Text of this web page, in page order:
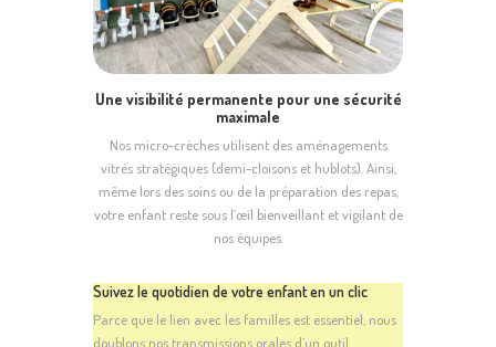
Une visibilité permanente pour une sécurité
maximale
Nos micro-crèches utilisent des aménagements
vitrés stratégiques (demi-cloisons et hublots). Ainsi,
même lors des soins ou de la préparation des repas,
votre enfant reste sous l’œil bienveillant et vigilant de
nos équipes.
Suivez le quotidien de votre enfant en un clic
Parce que le lien avec les familles est essentiel, nous
doublons nos transmissions orales d’un outil